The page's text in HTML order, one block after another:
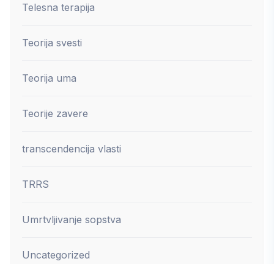
Telesna terapija
Teorija svesti
Teorija uma
Teorije zavere
transcendencija vlasti
TRRS
Umrtvljivanje sopstva
Uncategorized